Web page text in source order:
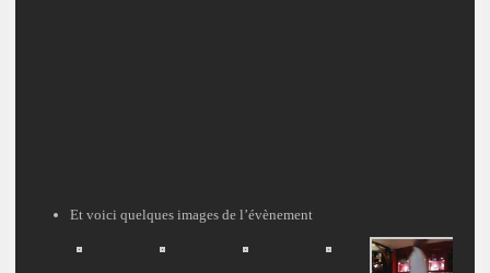
Et voici quelques images de l’évènement